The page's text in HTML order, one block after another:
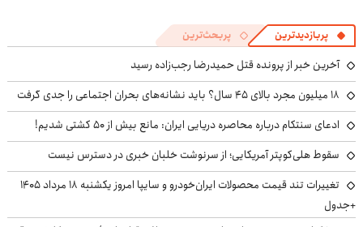
پربازدیدترین پربحث‌ترین
آخرین خبر از پرونده قتل حمیدرضا رجب‌زاده رسید
۱۸ میلیون مجرد بالای ۴۵ سال؟ باید نشانه‌های بحران اجتماعی را جدی گرفت
ادعای سنتکام درباره محاصره دریایی ایران: مانع بیش از ۵۰ کشتی شدیم!
سقوط هلی‌کوپتر آمریکایی؛ از سرنوشت خلبان خبری در دسترس نیست
تغییرات تند قیمت محصولات ایران‌خودرو و سایپا امروز یکشنبه ۱۸ مرداد ۱۴۰۵
+جدول